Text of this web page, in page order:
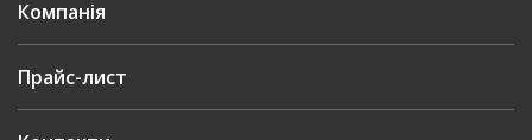
Компанія
Прайс-лист